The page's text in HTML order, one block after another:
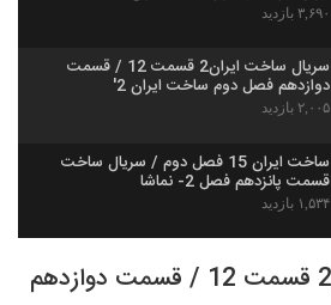
۳,۶۹۰ بازدید
سریال ساخت ایران2 قسمت 12 / قسمت
دوازدهم فصل دوم ساخت ایران 2'
۲,۰۰۵ بازدید
ساخت ایران 15 فصل دوم / سریال ساخت
قسمت پانزدهم فصل 2- نماشا
۱,۵۳۴ بازدید
سریال ساخت ایران2 قسمت 12 / قسمت دوازدهم